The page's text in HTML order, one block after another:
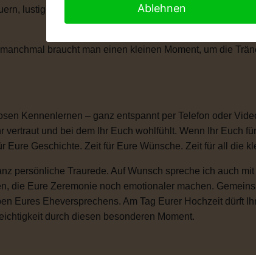
lustigen Anekdoten, besonderen Erinnerungen und
braucht man einen kleinen Moment, um die
Kennenlernen – ganz entspannt per Telefon oder
vertraut und bei dem Ihr Euch wohlfühlt. Wenn Ihr Euch
Eure Geschichte. Zeit für Eure Wünsche. Zeit für all die
persönliche Traurede. Auf Wunsch spreche ich auch
die Eure Zeremonie noch emotionaler machen.
Eures Eheversprechens. Am Tag Eurer Hochzeit dürft
durch diesen besonderen Moment.
Ablehnen